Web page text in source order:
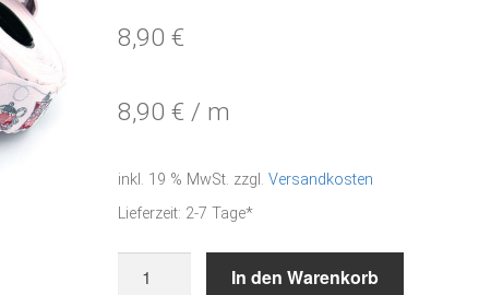
8,90 €
8,90 € / m
inkl. 19 % MwSt. zzgl. Versandkosten
Lieferzeit: 2-7 Tage*
In den Warenkorb